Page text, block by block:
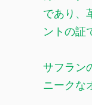
であり、
ントの証
サフラン
ニークな